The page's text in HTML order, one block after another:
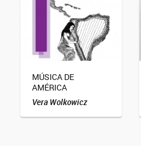
MÚSICA DE
AMÉRICA
Vera Wolkowicz